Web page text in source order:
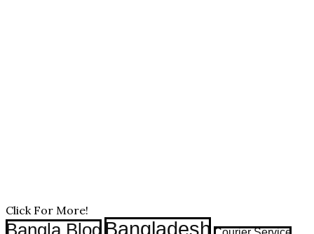
Click For More!
Bangla Blog Bangladesh